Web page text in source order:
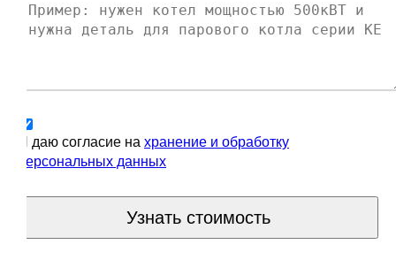
Я даю согласие на хранение и обработку
персональных данных
Узнать стоимость